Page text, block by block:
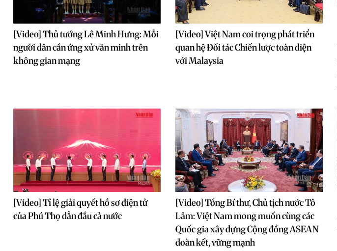
[Video] Thủ tướng Lê Minh Hưng: Mỗi
người dân cần ứng xử văn minh trên
không gian mạng
[Video] Việt Nam coi trọng phát triển
quan hệ Đối tác Chiến lược toàn diện
với Malaysia
[Video] Tỉ lệ giải quyết hồ sơ điện tử
của Phú Thọ dẫn đầu cả nước
[Video] Tổng Bí thư, Chủ tịch nước Tô
Lâm: Việt Nam mong muốn cùng các
Quốc gia xây dựng Cộng đồng ASEAN
đoàn kết, vững mạnh